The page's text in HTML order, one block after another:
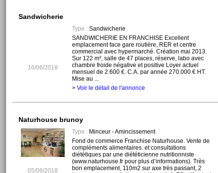
Sandwicherie
16/06/2018
Type :Sandwicherie
SANDWICHERIE EN FRANCHISE Excellent
emplacement face gare routière, RER et centre
commercial avec hypermarché. Création mai 2013.
Sur 122 m², salle de 47 places, réserve, labo avec
chambre froide négative et positive Loyer actuel
mensuel de 2.600 €. C.A. par année 270.000 € HT.
Mise au ...
> Voir le détail de l'annonce
Naturhouse brunoy
05/06/2018
Type :Minceur - Amincissement
Fond de commerce Franchise Naturhouse. Vente de
compléments alimentaires. et consultations
diététiques par une diététicienne nutritionniste
(www.naturhouse.fr pour plus d’informations). Très
bon emplacement, 110m2 sur axe très passant, 2